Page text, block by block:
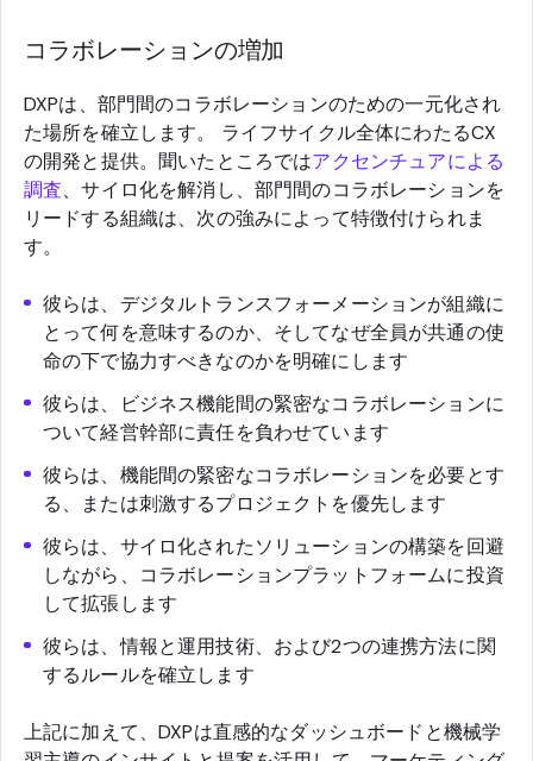
コラボレーションの増加
DXPは、部門間のコラボレーションのための一元化され
た場所を確立します。 ライフサイクル全体にわたるCX
の開発と提供。聞いたところではアクセンチュアによる
調査、サイロ化を解消し、部門間のコラボレーションを
リードする組織は、次の強みによって特徴付けられま
す。
彼らは、デジタルトランスフォーメーションが組織に
とって何を意味するのか、そしてなぜ全員が共通の使
命の下で協力すべきなのかを明確にします
彼らは、ビジネス機能間の緊密なコラボレーションに
ついて経営幹部に責任を負わせています
彼らは、機能間の緊密なコラボレーションを必要とす
る、または刺激するプロジェクトを優先します
彼らは、サイロ化されたソリューションの構築を回避
しながら、コラボレーションプラットフォームに投資
して拡張します
彼らは、情報と運用技術、および2つの連携方法に関
するルールを確立します
上記に加えて、DXPは直感的なダッシュボードと機械学